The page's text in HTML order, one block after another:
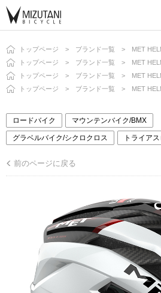
トップページ ブランド一覧 MET
トップページ
ブランド一覧 MET
トップページ
ブランド一覧 MET
トップページ
ブランド一覧 MET
ロードバイク マウンテンバイク/BMX
グラベルバイク/シクロクロス トライア
前のページに戻る